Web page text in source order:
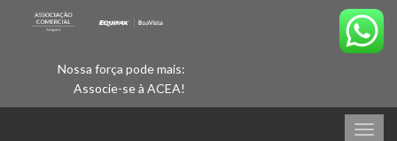
Nossa força pode mais:
Associe-se à ACEA!